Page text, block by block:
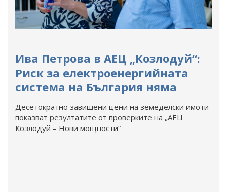
Ива Петрова в АЕЦ „Козлодуй“:
Риск за електроенергийната
система на България няма
Десетократно завишени цени на земеделски имоти
показват резултатите от проверките на „АЕЦ
Козлодуй – Нови мощности“